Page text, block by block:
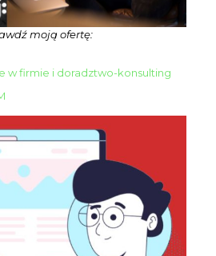
moją ofertę:
w firmie i doradztwo-konsulting
nas
na pytania, które pomogą Ci
Zarejestruj się na spotkania,
jest CEO UniqueSEO - Rafał
i
o terminie powiadamiamy